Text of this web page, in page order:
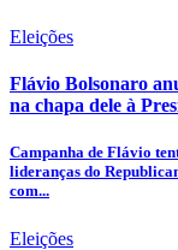
Eleições
Flávio Bolsonaro
na chapa dele à
Campanha de Flávio
lideranças do
com...
Eleições